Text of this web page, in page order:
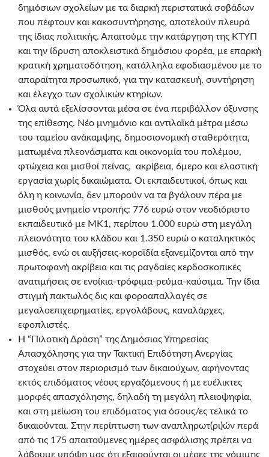
δημόσιων σχολείων με τα διαρκή περιστατικά σοβάδων
που πέφτουν και κακοσυντήρησης, αποτελούν πλευρά
της ίδιας πολιτικής. Απαιτούμε την κατάργηση της ΚΤΥΠ
και την ίδρυση αποκλειστικά δημόσιου φορέα, με επαρκή
κρατική χρηματοδότηση, κατάλληλα εφοδιασμένου με το
απαραίτητα προσωπικό, για την κατασκευή, συντήρηση
και έλεγχο των σχολικών κτηρίων.
Όλα αυτά εξελίσσονται μέσα σε ένα περιβάλλον όξυνσης
της επίθεσης. Νέο μνημόνιο και αντιλαϊκά μέτρα μέσω
του ταμείου ανάκαμψης, δημοσιονομική σταθερότητα,
ματωμένα πλεονάσματα και οικονομία του πολέμου,
φτώχεια και μισθοί πείνας, ακρίβεια, 6μερο και ελαστική
εργασία χωρίς δικαιώματα. Οι εκπαιδευτικοί, όπως και
όλη η κοινωνία, δεν μπορούν να τα βγάλουν πέρα με
μισθούς μνημείο ντροπής: 776 ευρώ στον νεοδιόριστο
εκπαιδευτικό με ΜΚ1, περίπου 1.000 ευρώ στη μεγάλη
πλειονότητα του κλάδου και 1.350 ευρώ ο καταληκτικός
μισθός, ενώ οι αυξήσεις-κοροϊδία εξανεμίζονται από την
πρωτοφανή ακρίβεια και τις ραγδαίες κερδοσκοπικές
ανατιμήσεις σε ενοίκια-τρόφιμα-ρεύμα-καύσιμα. Την ίδια
στιγμή πακτωλός δις και φοροαπαλλαγές σε
μεγαλοεπιχειρηματίες, εργολάβους, καναλάρχες,
εφοπλιστές.
Η “Πιλοτική Δράση” της Δημόσιας Υπηρεσίας
Απασχόλησης για την Τακτική Επιδότηση Ανεργίας
στοχεύει στον περιορισμό των δικαιούχων, αφήνοντας
εκτός επιδόματος νέους εργαζόμενους ή με ευέλικτες
μορφές απασχόλησης, δηλαδή τη μεγάλη πλειοψηφία,
και στη μείωση του επιδόματος για όσους/ες τελικά το
δικαιούνται. Στην περίπτωση των αναπληρωτ(ρι)ών περά
από τις 175 απαιτούμενες ημέρες ασφάλισης πρέπει να
λάβουμε υπόψη μας ότι εξαιρούνται οι μέρες της νόμιμης